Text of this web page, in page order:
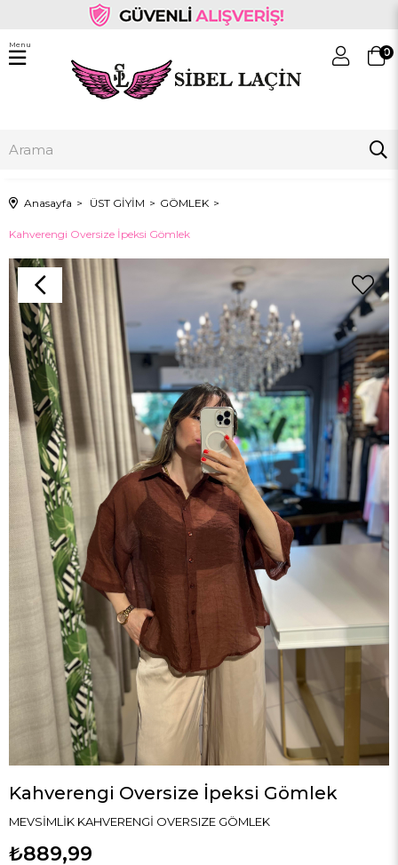
0
Menu
Anasayfa ÜST GİYİM GÖMLEK
Kahverengi Oversize İpeksi Gömlek
Kahverengi Oversize İpeksi Gömlek
MEVSİMLİK KAHVERENGİ OVERSIZE GÖMLEK
₺889,99